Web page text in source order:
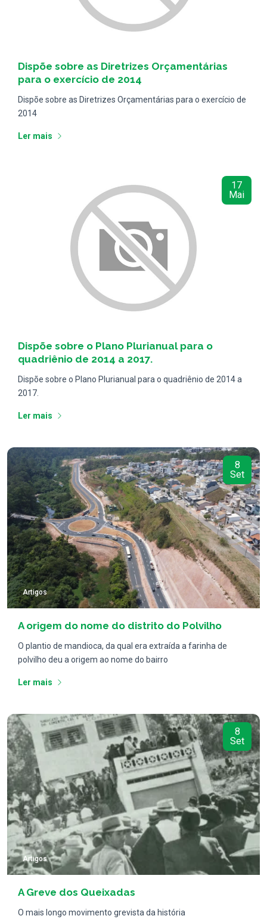
Dispõe sobre as Diretrizes Orçamentárias
para o exercício de 2014
Dispõe sobre as Diretrizes Orçamentárias para o exercício de
2014
Ler mais
17
Mai
Dispõe sobre o Plano Plurianual para o
quadriênio de 2014 a 2017.
Dispõe sobre o Plano Plurianual para o quadriênio de 2014 a
2017.
Ler mais
8
Set
Artigos
A origem do nome do distrito do Polvilho
O plantio de mandioca, da qual era extraída a farinha de
polvilho deu a origem ao nome do bairro
Ler mais
8
Set
Artigos
A Greve dos Queixadas
O mais longo movimento grevista da história